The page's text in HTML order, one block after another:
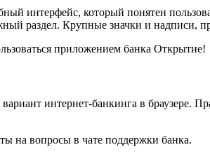
интерфейс, который понятен
раздел. Крупные значки и надписи,
приложением банка Открытие!
интернет-банкинга в браузере.
на вопросы в чате поддержки банка.